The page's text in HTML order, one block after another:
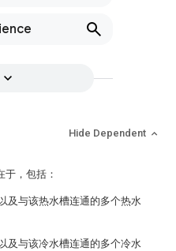
Hide Dependent
于，包括：
及与该热水槽连通的多个热水
及与该冷水槽连通的多个冷水